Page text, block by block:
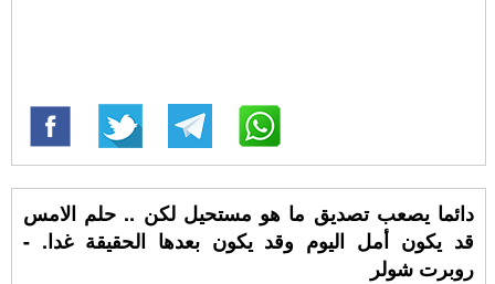
دائما يصعب تصديق ما هو مستحيل لكن .. حلم الامس
قد يكون أمل اليوم وقد يكون بعدها الحقيقة غدا. -
روبرت شولر